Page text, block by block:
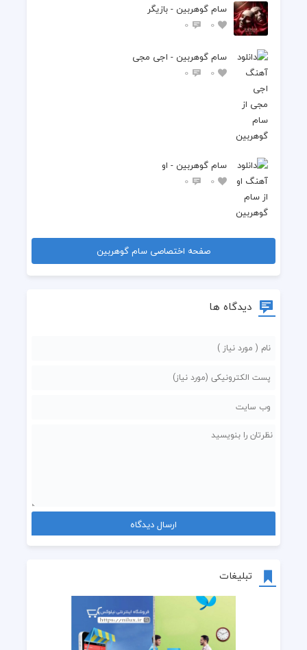
تبلیغات
سام گوهربین - بازیگر
0
0
سام گوهربین - اجی مجی
0
0
سام گوهربین - او
0
0
صفحه اختصاصی سام گوهربین
دیدگاه ها